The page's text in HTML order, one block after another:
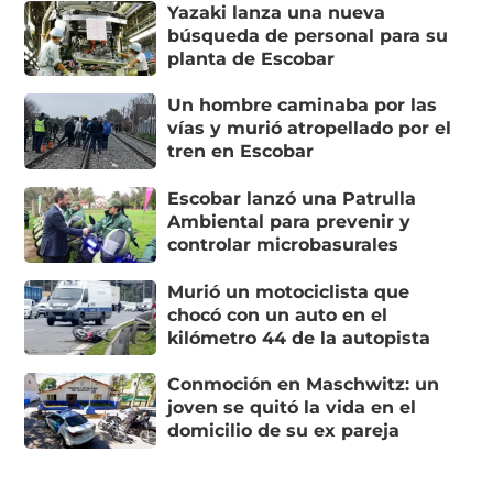
Yazaki lanza una nueva
búsqueda de personal para su
planta de Escobar
Un hombre caminaba por las
vías y murió atropellado por el
tren en Escobar
Escobar lanzó una Patrulla
Ambiental para prevenir y
controlar microbasurales
Murió un motociclista que
chocó con un auto en el
kilómetro 44 de la autopista
Conmoción en Maschwitz: un
joven se quitó la vida en el
domicilio de su ex pareja